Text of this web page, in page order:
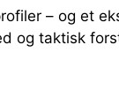
– og et
og taktisk